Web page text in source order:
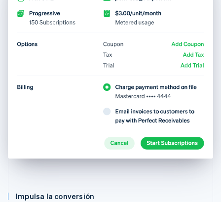
Impulsa la conversión